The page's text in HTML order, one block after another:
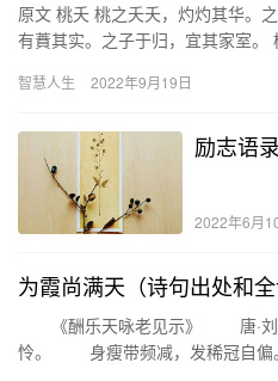
原文 桃夭 桃之夭夭，灼灼其华。
有蕡其实。之子于归，宜其家室。
智慧人生 2022年9月19日
励志语
2022年6月
为霞尚满天（诗句出处和全
《酬乐天咏老见示》 唐·刘
怜。 身瘦带频减，发稀冠自